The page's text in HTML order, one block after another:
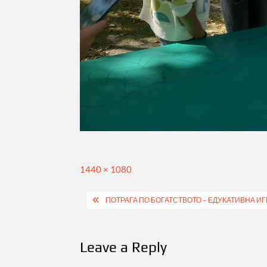
Full
1440 × 1080
PostПОТРАГА ПО БОГАТСТВОТО – ЕДУКАТИВНА
Leave a Reply